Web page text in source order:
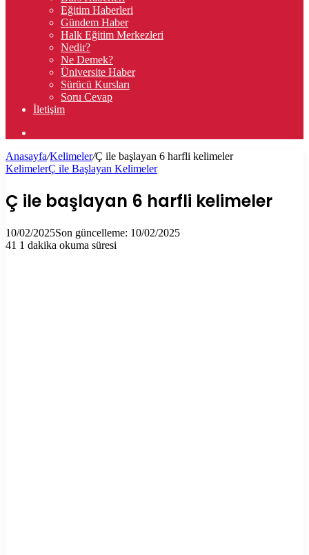
Eğitim Haberleri
Gündem Haber
Halk Eğitim Merkezleri
Nedir?
Ne Demek?
Üniversite Haber
Sürücü Kursları
Soru Cevap
İletişim
...
Anasayfa/Kelimeler/Ç ile başlayan 6 harfli kelimeler
KelimelerÇ ile Başlayan Kelimeler
Ç ile başlayan 6 harfli kelimeler
10/02/2025Son güncelleme: 10/02/2025
41 1 dakika okuma süresi